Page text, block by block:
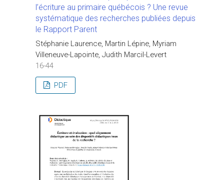
l’écriture au primaire québécois ? Une revue
systématique des recherches publiées depuis
le Rapport Parent
Stéphanie Laurence, Martin Lépine, Myriam
Villeneuve-Lapointe, Judith Marcil-Levert
16-44
PDF